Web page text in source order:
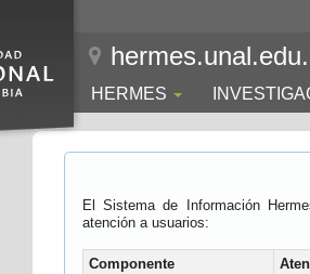
HERMES
El Sistema de Información
atención a usuarios:
Componente